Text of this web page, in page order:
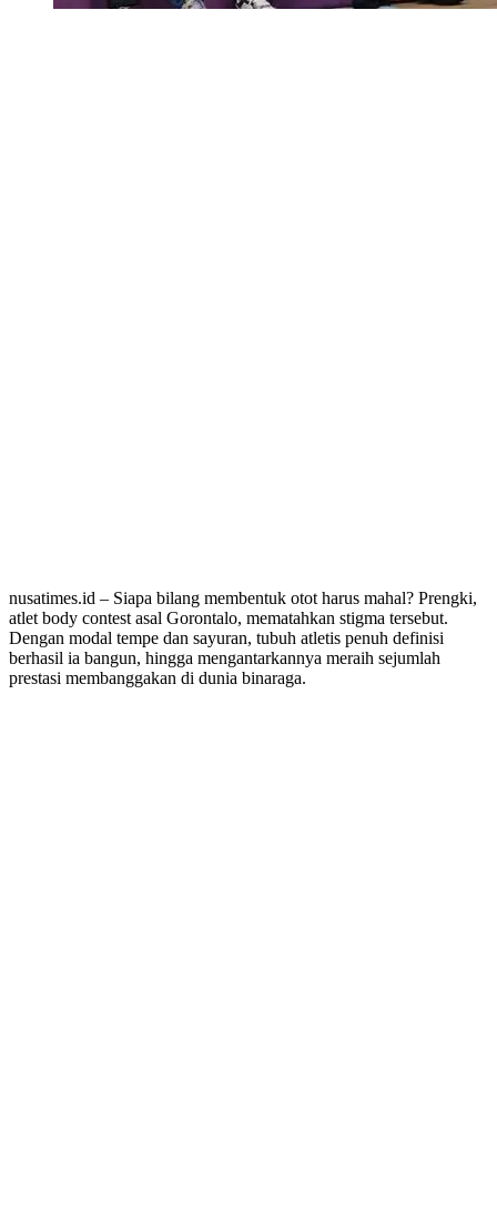
nusatimes.id – Siapa bilang membentuk otot harus mahal? Prengki,
atlet body contest asal Gorontalo, mematahkan stigma tersebut.
Dengan modal tempe dan sayuran, tubuh atletis penuh definisi
berhasil ia bangun, hingga mengantarkannya meraih sejumlah
prestasi membanggakan di dunia binaraga.